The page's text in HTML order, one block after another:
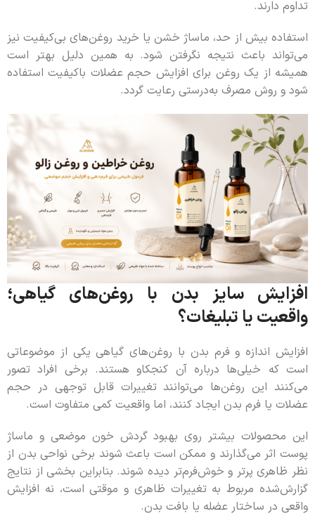
تداوم دارند.
استفاده بیش از حد، ماساژ خشن یا خرید روغن‌های بی‌کیفیت نیز
می‌تواند باعث نتیجه نگرفتن شود. به همین دلیل بهتر است
همیشه از یک روغن برای افزایش حجم عضلات باکیفیت استفاده
شود و روش مصرف به‌درستی رعایت گردد.
افزایش سایز بدن با روغن‌های گیاهی؛
واقعیت یا تبلیغات؟
افزایش اندازه و فرم بدن با روغن‌های گیاهی یکی از موضوعاتی
است که خیلی‌ها درباره آن کنجکاو هستند. برخی افراد تصور
می‌کنند این روغن‌ها می‌توانند تغییرات قابل توجهی در حجم
عضلات یا فرم بدن ایجاد کنند، اما واقعیت کمی متفاوت است.
این محصولات بیشتر روی بهبود گردش خون موضعی و ماساژ
پوست اثر می‌گذارند و ممکن است باعث شوند برخی نواحی بدن از
نظر ظاهری پرتر و خوش‌فرم‌تر دیده شوند. بنابراین بخشی از نتایج
گزارش‌شده مربوط به تغییرات ظاهری و موقتی است، نه افزایش
واقعی در ساختار عضله یا بافت بدن.